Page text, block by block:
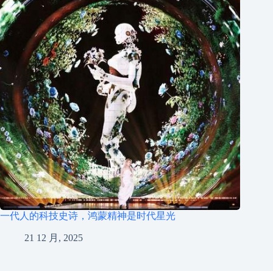
一代人的科技史诗，鸿蒙精神是时代星光
21 12 月, 2025